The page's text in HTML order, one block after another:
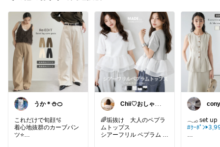
うか＊⛄️🍊
これだけで旬顔🫧
着心地抜群のカーブパン
ツ⭐️
Chii♡おしゃれ
🌈垢抜け 大人のペプラ
ムトップス
シアーフリル ペプラム が
ア
#ｸｰﾎﾟﾝ